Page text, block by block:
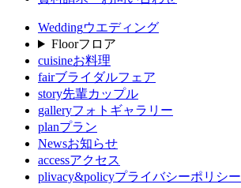
Weddingウエディング
Floorフロア
cuisineお料理
fairブライダルフェア
story先輩カップル
galleryフォトギャラリー
planプラン
Newsお知らせ
accessアクセス
plivacy&policyプライバシーポリシー